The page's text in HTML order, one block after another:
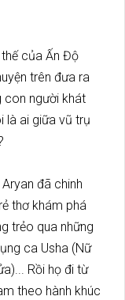
của Ấn Độ
trên đưa ra
con người khát
là ai giữa vũ trụ
đã chinh
thơ khám phá
trẻo qua những
ca Usha (Nữ
Rồi họ đi từ
theo hành khúc